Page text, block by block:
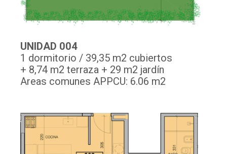
UNIDAD 004
1 dormitorio / 39,35 m2 cubiertos
+ 8,74 m2 terraza + 29 m2 jardín
Areas comunes APPCU: 6.06 m2